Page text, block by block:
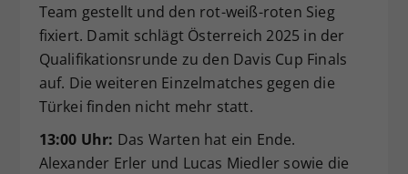
Team gestellt und den rot-weiß-roten Sieg
fixiert. Damit schlägt Österreich 2025 in der
Qualifikationsrunde zu den Davis Cup Finals
auf. Die weiteren Einzelmatches gegen die
Türkei finden nicht mehr statt.
13:00 Uhr: Das Warten hat ein Ende.
Alexander Erler und Lucas Miedler sowie die